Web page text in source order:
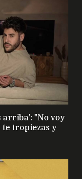
arriba': "No voy
tropiezas y